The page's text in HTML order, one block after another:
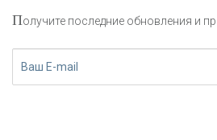
Получите последние обновления и